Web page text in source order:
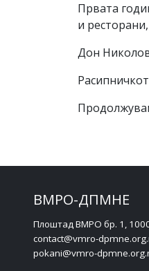
Првата
и
Дон
ВМРО-ДПМНЕ
Плоштад ВМРО бр. 1,
contact@vmro-
pokani@vmro-